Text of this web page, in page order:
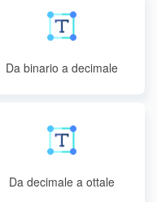
Da binario a decimale
Da decimale a ottale